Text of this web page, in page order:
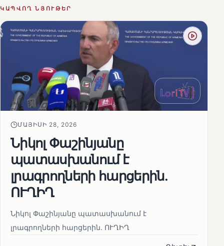
ԿԱՊՎՈՂ ՆՅՈՒԹԵՐ
ՄԱՅԻՍԻ 28, 2026
Նիկոլ Փաշինյանը
պատասխանում է
լրագրողների հարցերին․
ՈՒՂԻՂ
Նիկոլ Փաշինյանը պատասխանում է
լրագրողների հարցերին․ ՈՒՂԻՂ